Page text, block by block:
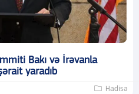
Bakı və İrəvanla
yaradıb
Hadisə